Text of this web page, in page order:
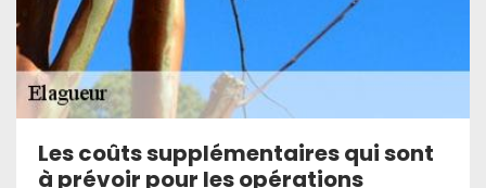
Les coûts supplémentaires qui sont
à prévoir pour les opérations